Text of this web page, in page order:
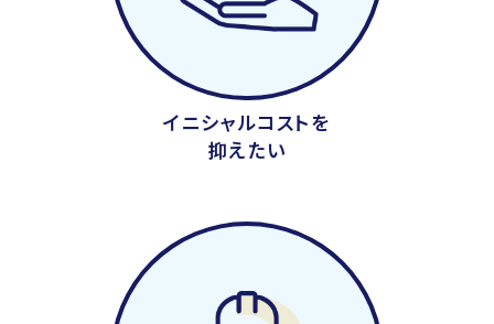
イニシャルコストを
抑えたい